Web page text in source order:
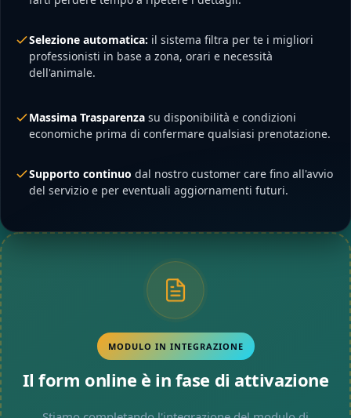
Selezione automatica: il sistema filtra per te i migliori
professionisti in base a zona, orari e necessità
dell'animale.
Massima Trasparenza su disponibilità e condizioni
economiche prima di confermare qualsiasi prenotazione.
Supporto continuo dal nostro customer care fino all'avvio
del servizio e per eventuali aggiornamenti futuri.
MODULO IN INTEGRAZIONE
Il form online è in fase di attivazione